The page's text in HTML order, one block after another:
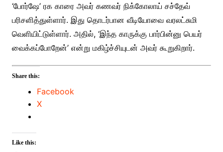
‘போர்ஷே’ ரக காரை அவர் கணவர் நிக்கோலாய் சச்தேவ்
பரிசளித்துள்ளார். இது தொடர்பான வீடியோவை வரலட்சுமி
வெளியிட்டுள்ளார். அதில், ‘இந்த காருக்கு பார்பின்னு பெயர்
வைக்கப்போறேன்’ என்று மகிழ்ச்சியுடன் அவர் கூறுகிறார்.
Share this:
Facebook
X
Like this: